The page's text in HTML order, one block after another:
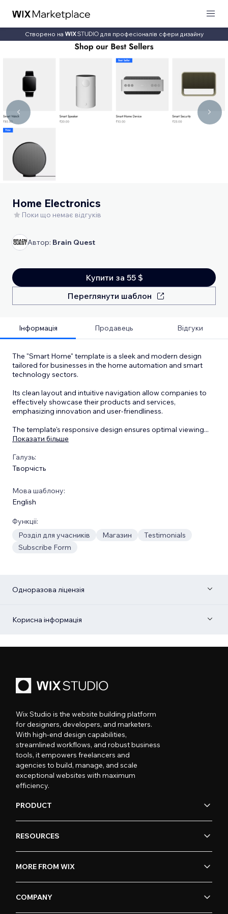
Створено на для професіоналів сфери дизайну
Home Electronics
Поки що немає відгуків
Автор: Brain Quest
Купити за 55 $
Переглянути шаблон
Інформація Продавець Відгуки
The "Smart Home" template is a sleek and modern design
tailored for businesses in the home automation and smart
technology sectors.
Its clean layout and intuitive navigation allow companies to
effectively showcase their products and services,
emphasizing innovation and user-friendliness.
The template's responsive design ensures optimal viewing...
Показати більше
Галузь:
Творчість
Мова шаблону:
English
Функції:
Розділ для учасників
Магазин
Testimonials
Subscribe Form
Одноразова ліцензія
Корисна інформація
Wix Studio is the website building platform
for designers, developers, and marketers.
With high-end design capabilities,
streamlined workflows, and robust business
tools, it empowers freelancers and
agencies to build, manage, and scale
exceptional websites with maximum
efficiency.
PRODUCT
RESOURCES
MORE FROM WIX
COMPANY